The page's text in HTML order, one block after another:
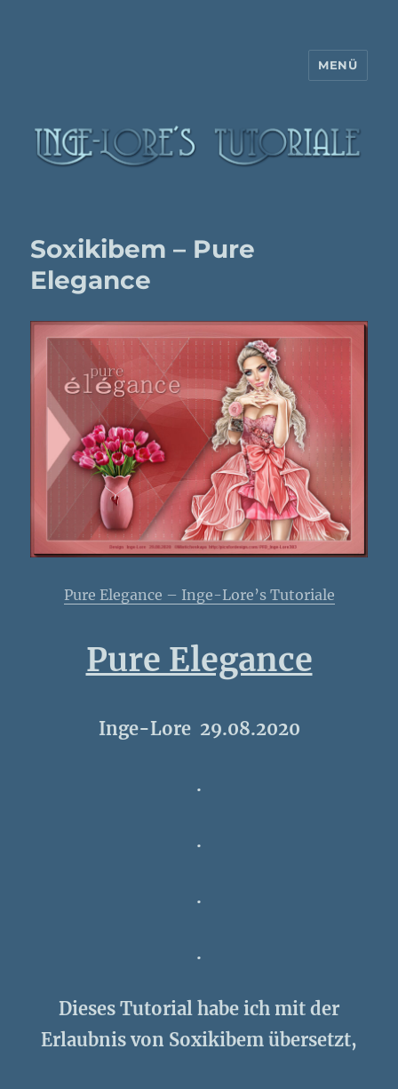
MENÜ
Soxikibem – Pure
Elegance
Pure Elegance – Inge-Lore’s Tutoriale
Pure Elegance
Inge-Lore 29.08.2020
.
.
.
.
Dieses Tutorial habe ich mit der
Erlaubnis von Soxikibem übersetzt,